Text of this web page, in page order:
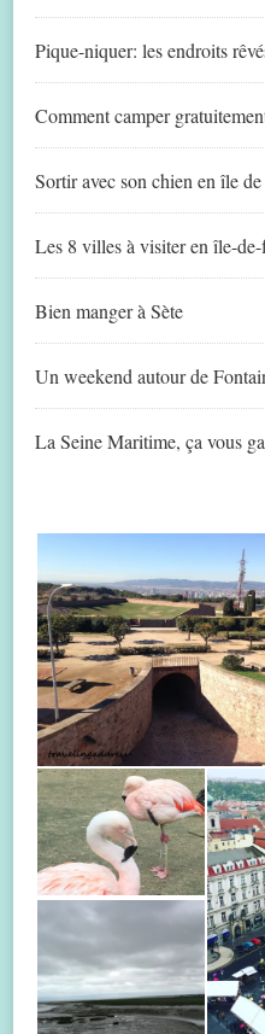
Pique-niquer: les endroits
Comment camper
Sortir avec son chien en île
Les 8 villes à visiter en île-
Bien manger à Sète
Un weekend autour de
La Seine Maritime, ça vous